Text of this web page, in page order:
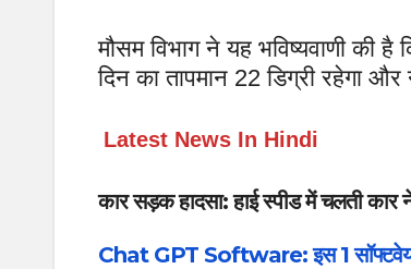
मौसम विभाग ने यह भविष्यवाणी की
दिन का तापमान 22 डिग्री रहेगा
Latest News In Hindi
कार सड़क हादसा: हाई स्पीड में चलती कार
Chat GPT Software: इस 1 सॉफ्टवेयर